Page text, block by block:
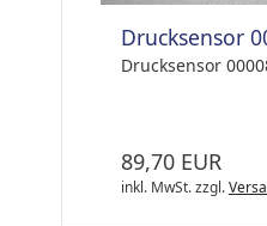
Drucksensor
Drucksensor
89,70 EUR
inkl. MwSt.zzgl.